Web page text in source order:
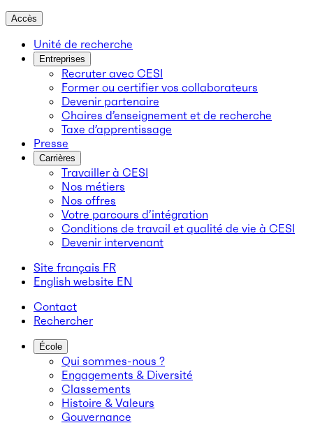
Accès
Unité de recherche
Entreprises
Recruter avec CESI
Former ou certifier vos collaborateurs
Devenir partenaire
Chaires d’enseignement et de recherche
Taxe d’apprentissage
Presse
Carrières
Travailler à CESI
Nos métiers
Nos offres
Votre parcours d’intégration
Conditions de travail et qualité de vie à CESI
Devenir intervenant
Site français FR
English website EN
Contact
Rechercher
École
Qui sommes-nous ?
Engagements & Diversité
Classements
Histoire & Valeurs
Gouvernance